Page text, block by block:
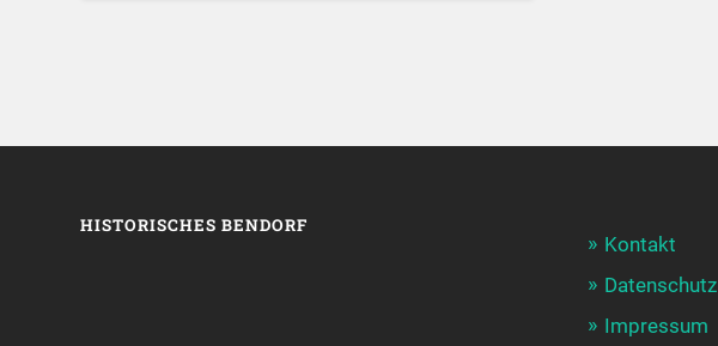
HISTORISCHES BENDORF
Kontakt
Datenschutz
Impressum